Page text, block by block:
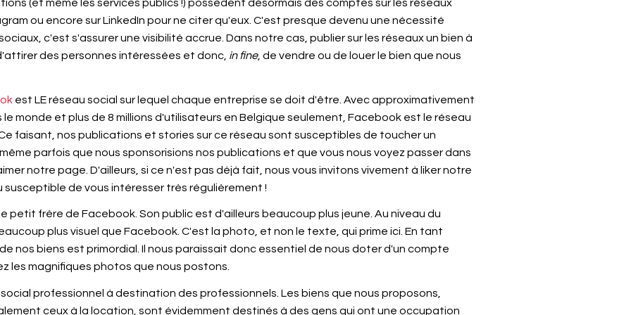
(et même les services publics !) possèdent désormais des comptes sur les réseaux
ou encore sur LinkedIn pour ne citer qu'eux. C'est presque devenu une nécessité
c'est s'assurer une visibilité accrue. Dans notre cas, publier sur les réseaux un bien à
des personnes intéressées et donc, in fine, de vendre ou de louer le bien que nous
est LE réseau social sur lequel chaque entreprise se doit d'être. Avec approximativement
monde et plus de 8 millions d'utilisateurs en Belgique seulement, Facebook est le réseau
faisant, nos publications et stories sur ce réseau sont susceptibles de toucher un
parfois que nous sponsorisions nos publications et que vous nous voyez passer dans
notre page. D'ailleurs, si ce n'est pas déjà fait, nous vous invitons vivement à liker notre
susceptible de vous intéresser très régulièrement !
petit frère de Facebook. Son public est d'ailleurs beaucoup plus jeune. Au niveau du
plus visuel que Facebook. C'est la photo, et non le texte, qui prime ici. En tant
nos biens est primordial. Il nous paraissait donc essentiel de nous doter d'un compte
les magnifiques photos que nous postons.
professionnel à destination des professionnels. Les biens que nous proposons,
ceux à la location, sont évidemment destinés à des gens qui ont une occupation